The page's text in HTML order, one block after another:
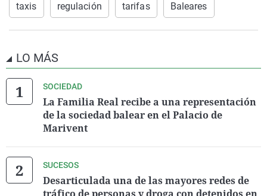
taxis regulación tarifas Baleares
LO MÁS
SOCIEDAD
La Familia Real recibe a una representación
de la sociedad balear en el Palacio de
Marivent
SUCESOS
Desarticulada una de las mayores redes de